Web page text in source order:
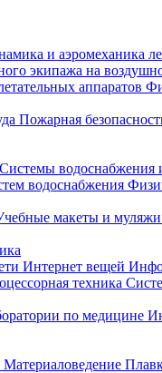
и аэромеханика
экипажа на
аппаратов
Пожарная
Системы водоснабжения
водоснабжения
макеты и муляжи
Интернет вещей
техника
по медицине
Материаловедение